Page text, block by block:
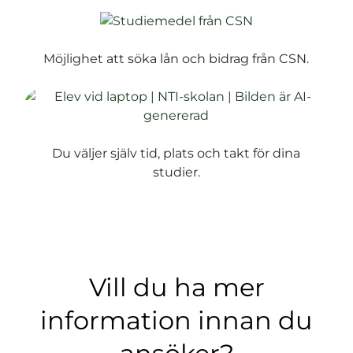
Möjlighet att söka lån och bidrag från CSN.
Du väljer själv tid, plats och takt för dina
studier.
Vill du ha mer
information innan du